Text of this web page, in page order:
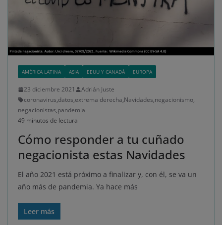
AMÉRICA LATINA ASIA EEUU Y CANADÁ EUROPA
23 diciembre 2021
Adrián Juste
coronavirus,datos,extrema derecha,Navidades,negacionismo,
negacionistas,pandemia
49 minutos de lectura
Cómo responder a tu cuñado
negacionista estas Navidades
El año 2021 está próximo a finalizar y, con él, se va un
año más de pandemia. Ya hace más
Leer más